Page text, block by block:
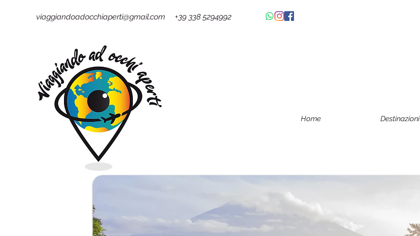
viaggiandoadocchiaperti@gmail.com +39 338 5294992
Home Destinazioni